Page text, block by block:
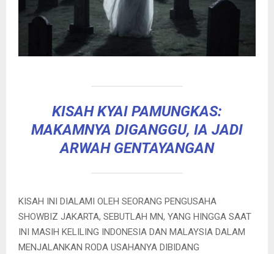
KISAH KYAI PAMUNGKAS:
MAKAMNYA DIGANGGU, IA JADI
ARWAH GENTAYANGAN
KISAH INI DIALAMI OLEH SEORANG PENGUSAHA
SHOWBIZ JAKARTA, SEBUTLAH MN, YANG HINGGA SAAT
INI MASIH KELILING INDONESIA DAN MALAYSIA DALAM
MENJALANKAN RODA USAHANYA DIBIDANG